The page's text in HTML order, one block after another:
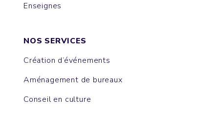
Enseignes
NOS SERVICES
Création d’événements
Aménagement de bureaux
Conseil en culture